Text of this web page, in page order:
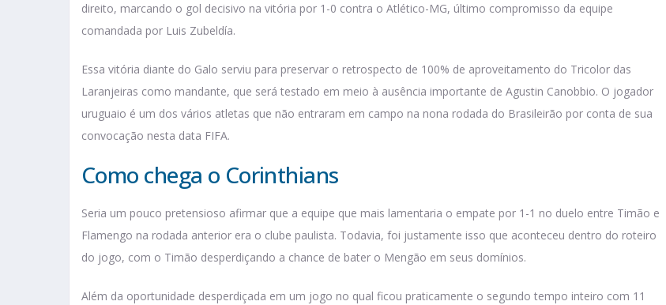
direito, marcando o gol decisivo na vitória por 1-0 contra o Atlético-MG, último compromisso da equipe
comandada por Luis Zubeldía.
Essa vitória diante do Galo serviu para preservar o retrospecto de 100% de aproveitamento do Tricolor das
Laranjeiras como mandante, que será testado em meio à ausência importante de Agustin Canobbio. O jogador
uruguaio é um dos vários atletas que não entraram em campo na nona rodada do Brasileirão por conta de sua
convocação nesta data FIFA.
Como chega o Corinthians
Seria um pouco pretensioso afirmar que a equipe que mais lamentaria o empate por 1-1 no duelo entre Timão e
Flamengo na rodada anterior era o clube paulista. Todavia, foi justamente isso que aconteceu dentro do roteiro
do jogo, com o Timão desperdiçando a chance de bater o Mengão em seus domínios.
Além da oportunidade desperdiçada em um jogo no qual ficou praticamente o segundo tempo inteiro com 11